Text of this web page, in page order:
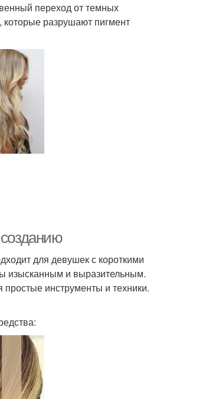
переход от темных
которые разрушают пигмент
для девушек с короткими
изысканным и выразительным.
простые инструменты и техники.